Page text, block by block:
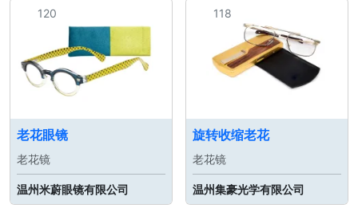
120
老花眼镜
老花镜
温州米蔚眼镜有限公司
118
旋转收缩老花
老花镜
温州集豪光学有限公司